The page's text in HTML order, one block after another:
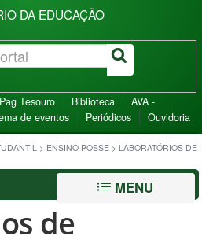
DA EDUCAÇÃO
Pag Tesouro Biblioteca
AVA -
de eventos Periódicos Ouvidoria
> ENSINO POSSE > LABORATÓRIOS DE
MENU
de